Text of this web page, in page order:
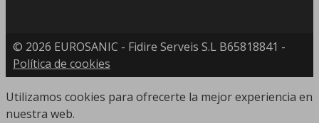
© 2026 EUROSANIC - Fidire Serveis S.L B65818841 -
Política de cookies
Utilizamos cookies para ofrecerte la mejor experiencia en
nuestra web.